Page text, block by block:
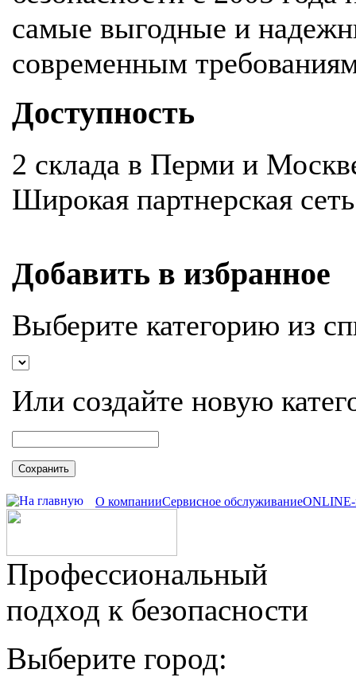
самые выгодные и
современным
Доступность
2 склада в Перми и
Широкая партнерская
Добавить в избранное
Выберите категорию из
Или создайте новую
Сохранить
О компанииСервисное обслуживаниеONLINE-
Профессиональный
подход к безопасности
Выберите город: